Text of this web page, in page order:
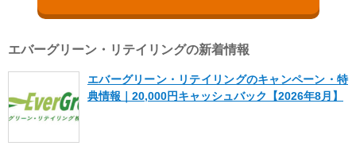
ン・リテイリングLINE公式アカウントのその他の機能もご利用いただ
けなくなります。
込）がかかりますのでご注意ください。エネチェンジではLINEで電気
料金お知らせを利用した上記の割引条件で計算し、節約額に反映してい
ます。
ほぼ何もしなくてよかった 気付いたら切り替わってた
気になった点(デメリット)
なんかヌルっと切り替えになったので曖昧な感じがした
エバーグリーン・リテイリングの新着情報
エバーグリーン・リテイリングのキャンペーン・特
典情報｜20,000円キャッシュバック【2026年8月】